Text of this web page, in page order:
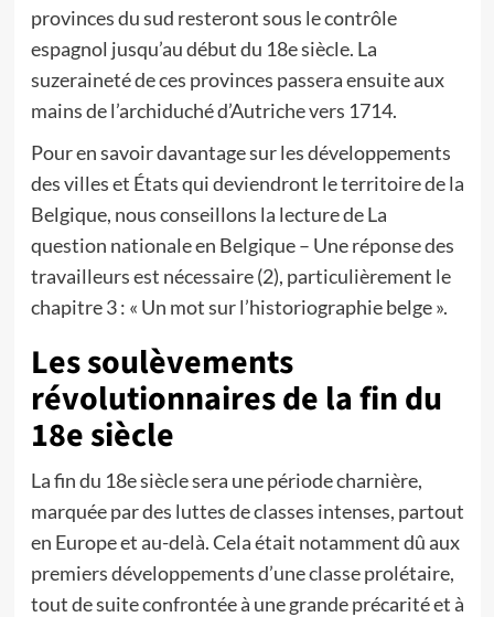
provinces du sud resteront sous le contrôle
espagnol jusqu’au début du 18e siècle. La
suzeraineté de ces provinces passera ensuite aux
mains de l’archiduché d’Autriche vers 1714.
Pour en savoir davantage sur les développements
des villes et États qui deviendront le territoire de la
Belgique, nous conseillons la lecture de La
question nationale en Belgique – Une réponse des
travailleurs est nécessaire (2), particulièrement le
chapitre 3 : « Un mot sur l’historiographie belge ».
Les soulèvements
révolutionnaires de la fin du
18e siècle
La fin du 18e siècle sera une période charnière,
marquée par des luttes de classes intenses, partout
en Europe et au-delà. Cela était notamment dû aux
premiers développements d’une classe prolétaire,
tout de suite confrontée à une grande précarité et à